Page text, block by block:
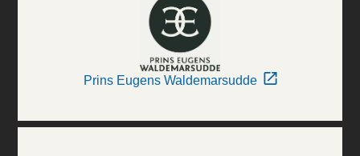
Prins Eugens Waldemarsudde